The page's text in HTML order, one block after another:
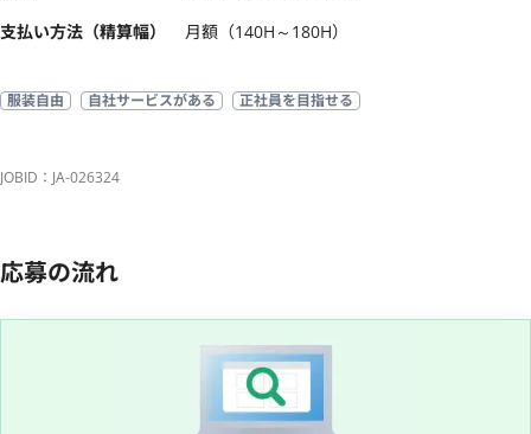
支払い方法（精算幅）
月額（140H～180H）
服装自由 自社サービスがある 正社員を目指せる
JOBID：JA-026324
応募の流れ